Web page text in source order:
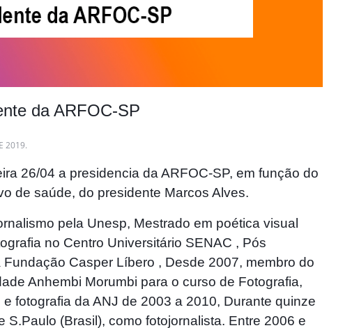
da ARFOC-SP
2019.
26/04 a presidencia da ARFOC-SP, em função do
de saúde, do presidente Marcos Alves.
pela Unesp, Mestrado em poética visual
no Centro Universitário SENAC , Pós
Casper Líbero , Desde 2007, membro do
Anhembi Morumbi para o curso de Fotografia,
fotografia da ANJ de 2003 a 2010, Durante quinze
S.Paulo (Brasil), como fotojornalista. Entre 2006 e